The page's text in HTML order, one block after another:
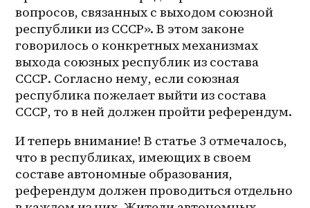
вопросов, связанных с выходом союзной
республики из СССР». В этом законе
говорилось о конкретных механизмах
выхода союзных республик из состава
СССР. Согласно нему, если союзная
республика пожелает выйти из состава
И теперь внимание! В статье 3 отмечалось,
что в республиках, имеющих в своем
составе автономные образования,
референдум должен проводиться отдельно